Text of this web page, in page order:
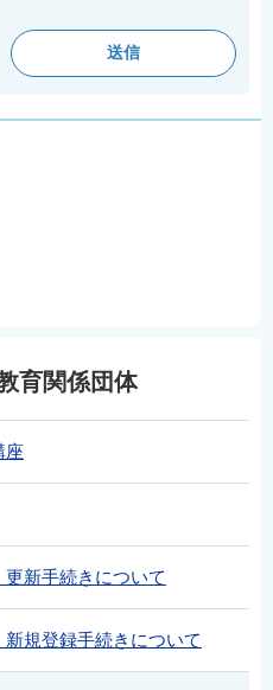
育関係団体
座
新手続きについて
規登録手続きについて